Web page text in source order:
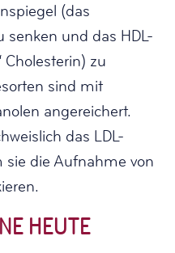
(das
senken und das HDL-
Cholesterin) zu
sind mit
angereichert.
das LDL-
sie die Aufnahme von
HEUTE